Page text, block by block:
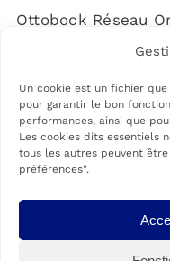
Un cookie est un fichier
pour garantir le bon
performances, ainsi que
Les cookies dits essentiels
tous les autres peuvent
préférences".
Ottobock Réseau
4 Rue de la
91940 Les Ulis
Orthopédie & Services,
spécialisée dans la